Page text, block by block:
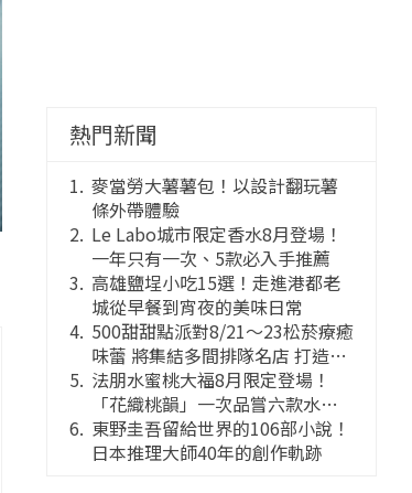
熱門新聞
麥當勞大薯薯包！以設計翻玩薯
條外帶體驗
Le Labo城市限定香水8月登場！
一年只有一次、5款必入手推薦
高雄鹽埕小吃15選！走進港都老
城從早餐到宵夜的美味日常
500甜甜點派對8/21～23松菸療癒
味蕾 將集結多間排隊名店 打造靈
感創意的舞台
法朋水蜜桃大福8月限定登場！
「花織桃韻」一次品嘗六款水蜜
桃花果大福
東野圭吾留給世界的106部小說！
日本推理大師40年的創作軌跡